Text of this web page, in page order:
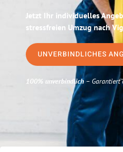
Jetzt Ihr individuelles
stressfreien Umzug nach
UNVERBINDLICHES
100% unverbindlich– Garantiert